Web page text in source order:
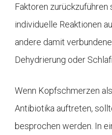
Faktoren zurückzuführen
individuelle Reaktionen
andere damit
Dehydrierung oder
Wenn Kopfschmerzen
Antibiotika auftreten,
besprochen werden. In